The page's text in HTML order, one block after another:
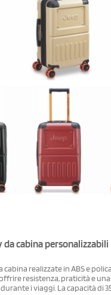
cabina personalizzabili
cabina realizzate in ABS e
resistenza, praticità e
i viaggi. La capacità di